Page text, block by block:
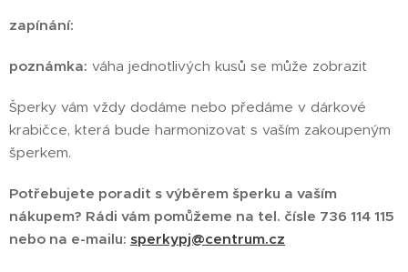
zapínání:
poznámka: váha jednotlivých kusů se může zobrazit
Šperky vám vždy dodáme nebo předáme v dárkové
krabičce, která bude harmonizovat s vaším zakoupeným
šperkem.
Potřebujete poradit s výběrem šperku a vaším
nákupem? Rádi vám pomůžeme na tel. čísle 736 114 115
nebo na e-mailu: sperkypj@centrum.cz